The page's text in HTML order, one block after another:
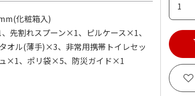
化粧箱入)
先割れスプーン×1、ピルケース×1、
オル(薄手)×3、非常用携帯トイレセッ
×1、ポリ袋×5、防災ガイド×1